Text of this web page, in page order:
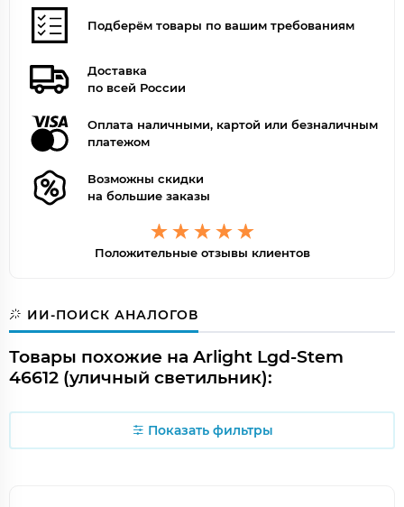
Подберём товары по вашим требованиям
Доставка
по всей России
Оплата наличными, картой или безналичным
платежом
Возможны скидки
на большие заказы
Положительные отзывы клиентов
ИИ-ПОИСК АНАЛОГОВ
Товары похожие на Arlight Lgd-Stem
46612 (уличный светильник):
Показать фильтры